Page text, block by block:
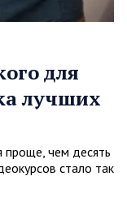
для
лучших
проще, чем десять
стало так